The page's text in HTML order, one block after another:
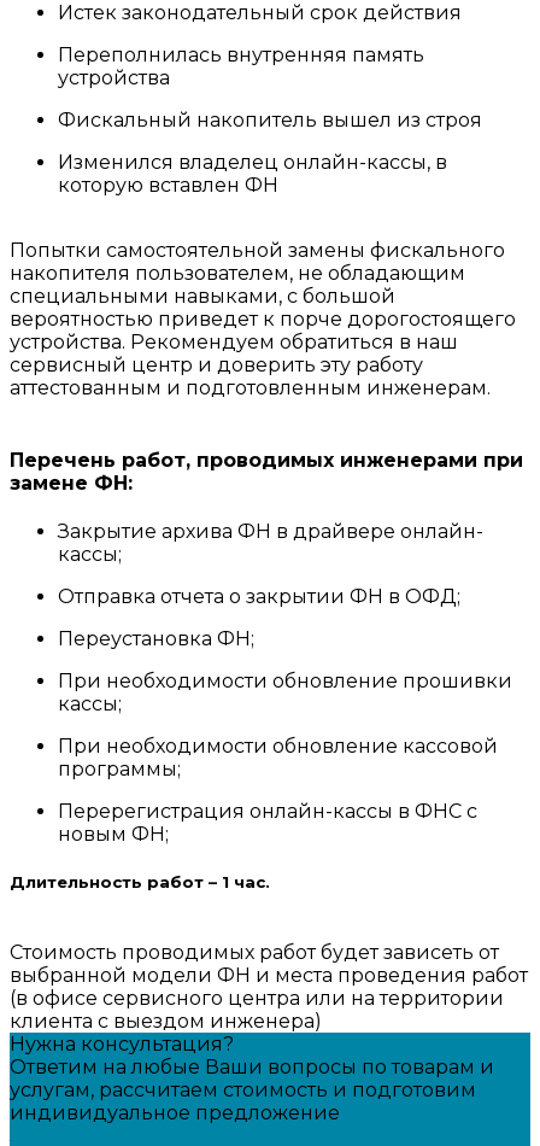
Истек законодательный срок действия
Переполнилась внутренняя память
устройства
Фискальный накопитель вышел из строя
Изменился владелец онлайн-кассы, в
которую вставлен ФН
Попытки самостоятельной замены фискального
накопителя пользователем, не обладающим
специальными навыками, с большой
вероятностью приведет к порче дорогостоящего
устройства. Рекомендуем обратиться в наш
сервисный центр и доверить эту работу
аттестованным и подготовленным инженерам.
Перечень работ, проводимых инженерами при
замене ФН:
Закрытие архива ФН в драйвере онлайн-
кассы;
Отправка отчета о закрытии ФН в ОФД;
Переустановка ФН;
При необходимости обновление прошивки
кассы;
При необходимости обновление кассовой
программы;
Перерегистрация онлайн-кассы в ФНС с
новым ФН;
Длительность работ – 1 час.
Стоимость проводимых работ будет зависеть от
выбранной модели ФН и места проведения работ
(в офисе сервисного центра или на территории
клиента с выездом инженера)
Нужна консультация?
Ответим на любые Ваши вопросы по товарам и
услугам, рассчитаем стоимость и подготовим
индивидуальное предложение